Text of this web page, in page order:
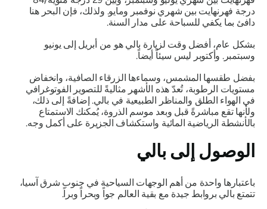
درجة فهرنهايت بين شهري نوفمبر ومايو. ولذلك، فإن البحر هنا
دافئ بما يكفي للسباحة على مدار السنة.
بشكل عام، أفضل وقت لزيارة بالي هو من أبريل إلى يونيو
وسبتمبر. وأكتوبر ليس سيئاً أيضاً.
بفضل طقسها المشمس، وسماءها الزرقاء الصافية، وانخفاض
مستويات الرطوبة، تُعدّ هذه الأشهر مثاليةً للتصوير الفوتوغرافي
في الهواء الطلق والمناظر الطبيعية في بالي. إضافةً إلى ذلك،
ولأنها تقع مباشرةً قبل وبعد موسم الذروة، يُمكنك الاستمتاع
بالأنشطة الرياضية المائية واستكشاف الجزيرة على أكمل وجه.
الوصول إلى بالي
باعتبارها واحدة من أهم الوجهات السياحية في جنوب شرق آسيا،
تتمتع بالي بروابط جيدة مع بقية العالم جواً وبحراً وبراً.